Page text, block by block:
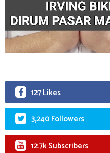
127 Likes
3,240 Followers
12.7k Subscribers